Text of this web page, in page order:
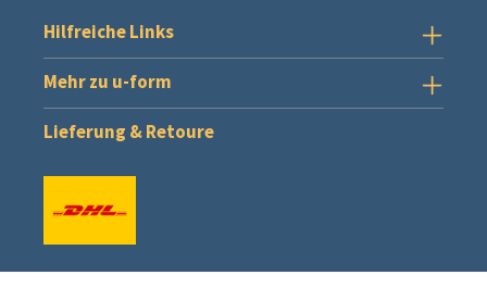
Hilfreiche Links
Mehr zu u-form
Lieferung & Retoure